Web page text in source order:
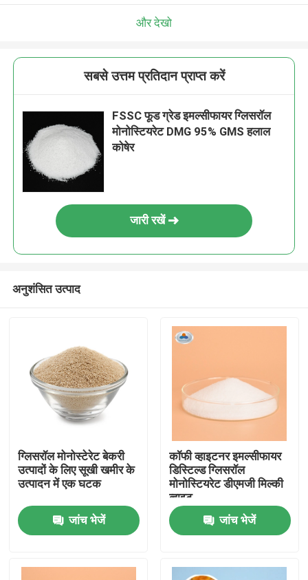
और देखो
सबसे उत्तम प्रतिदान प्राप्त करें
FSSC फूड ग्रेड इमल्सीफायर ग्लिसरॉल
मोनोस्टियरेट DMG 95% GMS हलाल
कोषेर
जारी रखें
अनुशंसित उत्पाद
ग्लिसरॉल मोनोस्टेरेट बेकरी
उत्पादों के लिए सूखी खमीर के
उत्पादन में एक घटक
जांच भेजें
कॉफी व्हाइटनर इमल्सीफायर
डिस्टिल्ड ग्लिसरॉल
मोनोस्टियरेट डीएमजी मिल्की
व्हाइट
जांच भेजें